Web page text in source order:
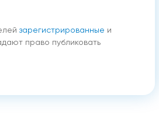
зарегистрированные и
право публиковать